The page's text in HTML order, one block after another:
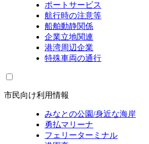
ポートサービス
航行時の注意等
船舶動静関係
企業立地関連
港湾周辺企業
特殊車両の通行
市民向け利用情報
みなとの公園/身近な海岸
勇払マリーナ
フェリーターミナル